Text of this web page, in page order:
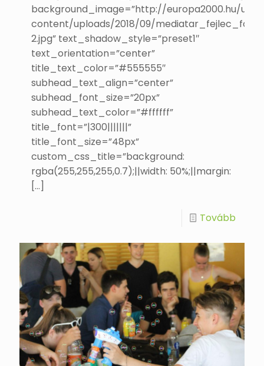
background_image=”http://europa2000.hu/uj/
content/uploads/2018/09/mediatar_fejlec_foto-
2.jpg” text_shadow_style=”preset1″
text_orientation=”center”
title_text_color=”#555555″
subhead_text_align=”center”
subhead_font_size=”20px”
subhead_text_color=”#ffffff”
title_font=”|300|||||||”
title_font_size=”48px”
custom_css_title=”background:
rgba(255,255,255,0.7);||width: 50%;||margin:
[…]
Tovább